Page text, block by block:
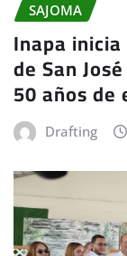
SAJOMA
Inapa
de San
50 años de
Drafting